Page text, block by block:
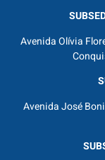
Avenida Olívia
Avenida José